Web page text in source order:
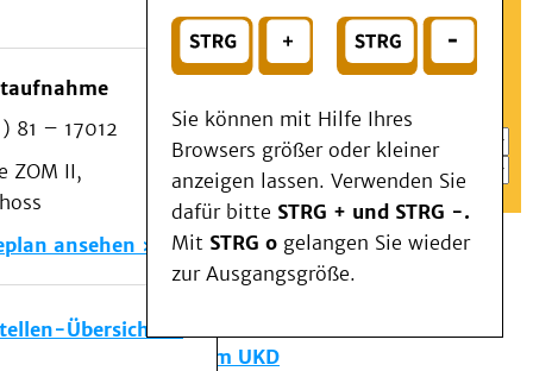
oder
Wählen Sie ein Thema für Ihren Schnelleinstieg
81 – 17012
ZOM II,
ansehen
Übersicht
Sie können mit Hilfe Ihres
Browsers größer oder kleiner
anzeigen lassen. Verwenden Sie
dafür bitte STRG + und STRG -.
Mit STRG o gelangen Sie wieder
zur Ausgangsgröße.
Patienten & Besucher
Kliniken/Institute/Zentren
Als Patient am UKD
Beratung und Unterstützung
Veranstaltungen
Kommunikation im Medizinwesen (KIM)
Notfall
Forschung & Lehre
Die Institute des UKD
Forschung am UKD